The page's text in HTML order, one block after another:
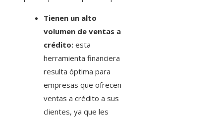
Tienen un alto
volumen de ventas a
crédito: esta
herramienta financiera
resulta óptima para
empresas que ofrecen
ventas a crédito a sus
clientes, ya que les